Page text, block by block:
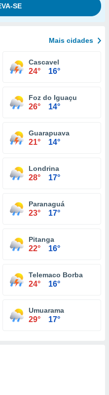
Mais cidades
Cascavel
24° 16°
Foz do Iguaçu
26° 14°
Guarapuava
21° 14°
Londrina
28° 17°
Paranaguá
23° 17°
Pitanga
22° 16°
Telemaco Borba
24° 16°
Umuarama
29° 17°